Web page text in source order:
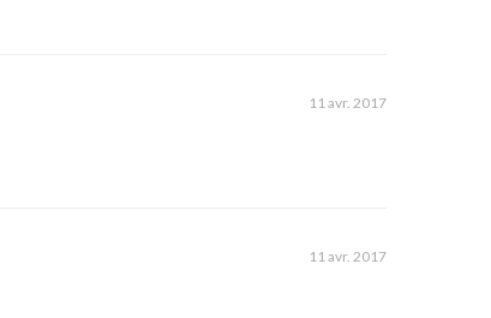
11 avr. 2017
11 avr. 2017